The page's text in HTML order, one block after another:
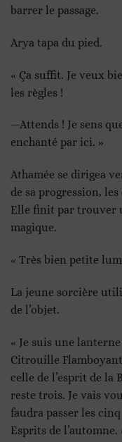
barrer le passage.
Arya tapa du pied.
« Ça suffit. Je veux
les règles !
—Attends ! Je sens
enchanté par ici. »
Athamée se dirigea
de sa progression,
Elle finit par trouver
magique.
« Très bien petite
La jeune sorcière
de l’objet.
« Je suis une
Citrouille
celle de l’esprit de la
reste trois. Je vais
faudra passer les
Esprits de l’automne.